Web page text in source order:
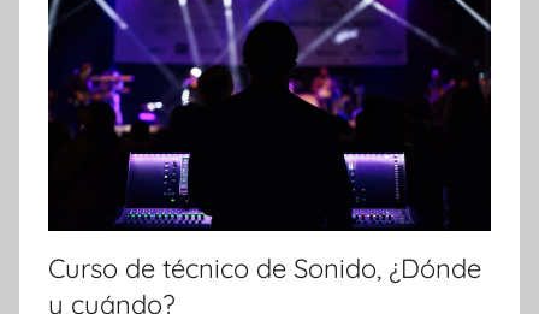
Curso de técnico de Sonido, ¿Dónde
y cuándo?